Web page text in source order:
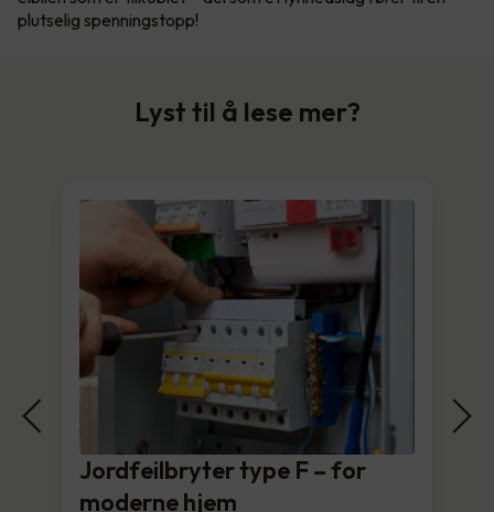
plutselig spenningstopp!
Lyst til å lese mer?
Jordfeilbryter type F – for
moderne hjem